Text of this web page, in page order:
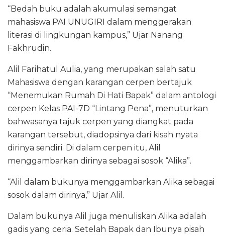
“Bedah buku adalah akumulasi semangat
mahasiswa PAI UNUGIRI dalam menggerakan
literasi di lingkungan kampus,” Ujar Nanang
Fakhrudin.
Alil Farihatul Aulia, yang merupakan salah satu
Mahasiswa dengan karangan cerpen bertajuk
“Menemukan Rumah Di Hati Bapak” dalam antologi
cerpen Kelas PAI-7D “Lintang Pena”, menuturkan
bahwasanya tajuk cerpen yang diangkat pada
karangan tersebut, diadopsinya dari kisah nyata
dirinya sendiri. Di dalam cerpen itu, Alil
menggambarkan dirinya sebagai sosok “Alika”.
“Alil dalam bukunya menggambarkan Alika sebagai
sosok dalam dirinya,” Ujar Alil.
Dalam bukunya Alil juga menuliskan Alika adalah
gadis yang ceria. Setelah Bapak dan Ibunya pisah